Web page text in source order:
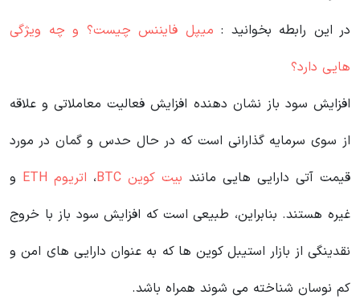
در این رابطه بخوانید‌ : میپل فایننس چیست؟ و چه ویژگی
هایی دارد؟
افزایش سود باز نشان دهنده افزایش فعالیت معاملاتی و علاقه
از سوی سرمایه گذارانی است که در حال حدس و گمان در مورد
قیمت آتی دارایی هایی مانند بیت کوین BTC ، اتریوم ETH
و
غیره هستند. بنابراین، طبیعی است که افزایش سود باز با خروج
نقدینگی از بازار استیبل کوین ها که به عنوان دارایی های امن و
کم نوسان شناخته می شوند همراه باشد.